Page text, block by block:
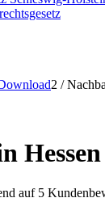
2 /
Hessen
auf 5